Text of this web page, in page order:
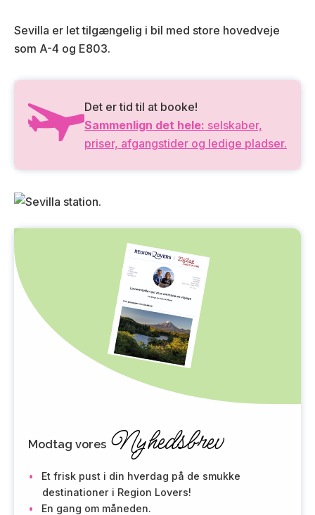
Sevilla er let tilgængelig i bil med store hovedveje
som A-4 og E803.
Det er tid til at booke!
Sammenlign det hele: selskaber,
priser, afgangstider og ledige pladser.
Modtag vores Nyhedsbrev
Et frisk pust i din hverdag på de smukke
destinationer i Region Lovers!
En gang om måneden.